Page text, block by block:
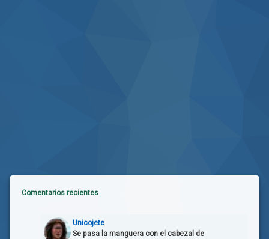
Comentarios recientes
Unicojete
Se pasa la manguera con el cabezal de